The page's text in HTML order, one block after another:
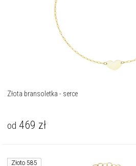
Złota bransoletka - serce
od 469 zł
Złoto 585